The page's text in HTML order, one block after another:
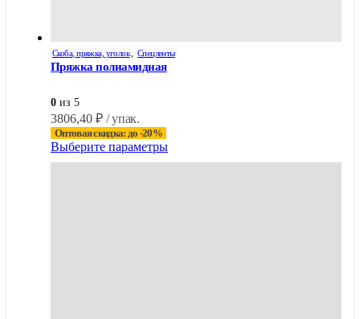
Скоба, пряжка, уголок Спецленты
Пряжка полиамидная
0 из 5
3806,40 ₽ / упак.
Оптовая скидка: до -20%
Выберите параметрыЭтот
товар